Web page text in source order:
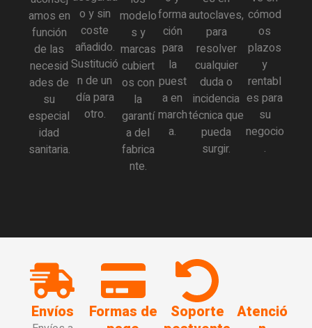
amos en
función
de las
necesid
ades de
su
especial
idad
sanitaria.
o y sin
coste
añadido.
Sustitució
n de un
día para
otro.
modelo
s y
marcas
cubiert
os con
la
garantí
a del
fabrica
nte.
forma
ción
para
la
puest
a en
march
a.
autoclaves,
para
resolver
cualquier
duda o
incidencia
técnica que
pueda
surgir.
cómod
os
plazos
y
rentabl
es para
su
negocio
.
Envíos
Formas de
Soporte
Atenció